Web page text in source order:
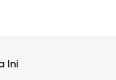
Ini